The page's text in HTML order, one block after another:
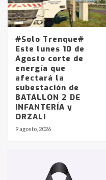
#Solo Trenque#
Este lunes 10 de
Agosto corte de
energía que
afectará la
subestación de
BATALLON 2 DE
INFANTERÍA y
ORZALI
9 agosto, 2026
en la